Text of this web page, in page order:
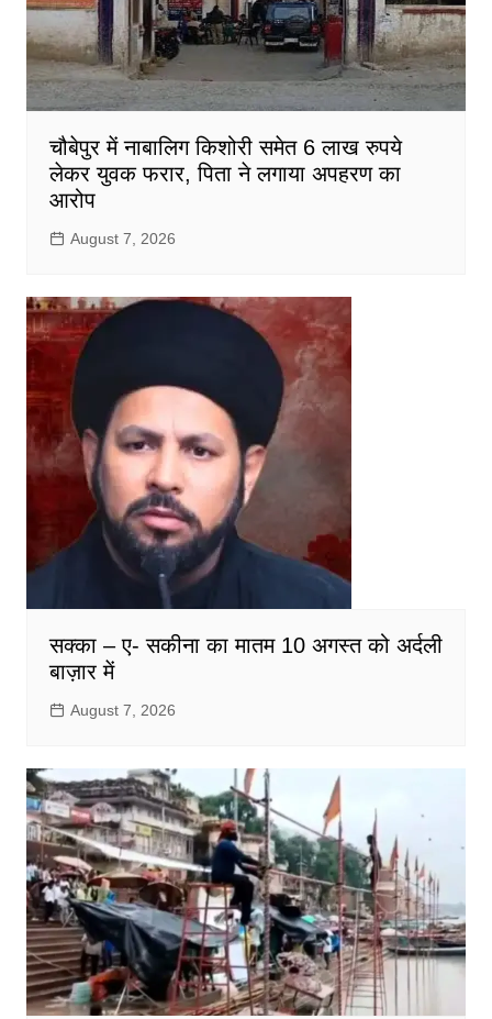
चौबेपुर में नाबालिग किशोरी समेत 6 लाख रुपये
लेकर युवक फरार, पिता ने लगाया अपहरण का
आरोप
August 7, 2026
सक्का – ए- सकीना का मातम 10 अगस्त को अर्दली
बाज़ार में
August 7, 2026